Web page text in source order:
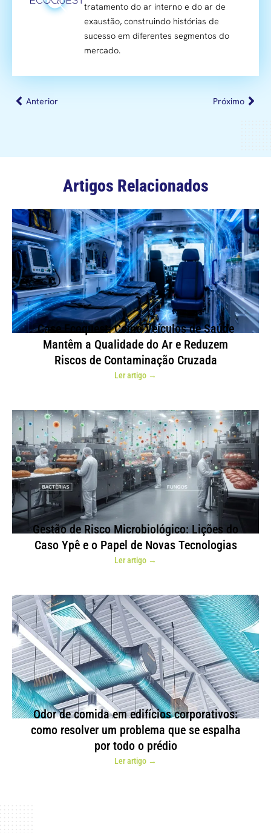
tratamento do ar interno e do ar de
exaustão, construindo histórias de
sucesso em diferentes segmentos do
mercado.
Anterior Próximo
Artigos Relacionados
Case Ecoquest: Como Veículos de Saúde
Mantêm a Qualidade do Ar e Reduzem
Riscos de Contaminação Cruzada
Ler artigo →
Gestão de Risco Microbiológico: Lições do
Caso Ypê e o Papel de Novas Tecnologias
Ler artigo →
Odor de comida em edifícios corporativos:
como resolver um problema que se espalha
por todo o prédio
Ler artigo →